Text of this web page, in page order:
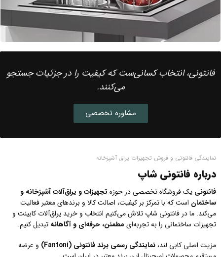
فانتونی، انتخاب کسانی‌ست که کیفیت را در جزئیات جستجو
می‌کنند.
مشاوره تخصصی
نمایندگی فانتونی و فروش تجهیزات یراق آشپزخانه
درباره فانتونی شاپ
فانتونی یک فروشگاه تخصصی در حوزه تجهیزات و یراق‌آلات آشپزخانه و
ساختمان است که با تمرکز بر کیفیت، اصالت کالا و برندهای معتبر فعالیت
می‌کند. ما در فانتونی شاپ تلاش می‌کنیم انتخاب و خرید یراق‌آلات کابینت و
تجهیزات ساختمانی را به تجربه‌ای مطمئن، حرفه‌ای و آگاهانه تبدیل کنیم.
مزیت اصلی کابی لند،نمایندگی رسمی برند فانتونی (Fantoni)
و عرضه